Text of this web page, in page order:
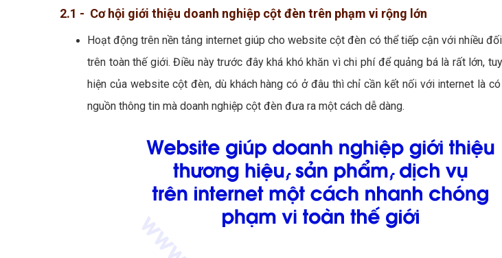
2.1 - Cơ hội giới thiệu doanh nghiệp cột đèn trên phạm vi rộng lớn
Hoạt động trên nền tảng internet giúp cho website cột đèn có thể tiếp cận với nhiều
trên toàn thế giới. Điều này trước đây khá khó khăn vì chi phí để quảng bá là rất lớn,
hiện của website cột đèn, dù khách hàng có ở đâu thì chỉ cần kết nối với internet là
nguồn thông tin mà doanh nghiệp cột đèn đưa ra một cách dễ dàng.